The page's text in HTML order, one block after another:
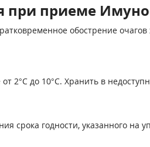
при приеме
обострение
2°С до 10°С. Хранить в
срока годности, указанного на